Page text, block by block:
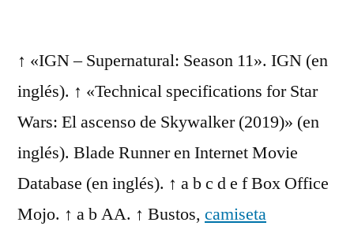
↑ «IGN – Supernatural: Season 11». IGN (en
inglés). ↑ «Technical specifications for Star
Wars: El ascenso de Skywalker (2019)» (en
inglés). Blade Runner en Internet Movie
Database (en inglés). ↑ a b c d e f Box Office
Mojo. ↑ a b AA. ↑ Bustos, camiseta